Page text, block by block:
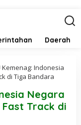
Daerah
Kemenag: Indonesia
di Tiga Bandara
Negara
Track di